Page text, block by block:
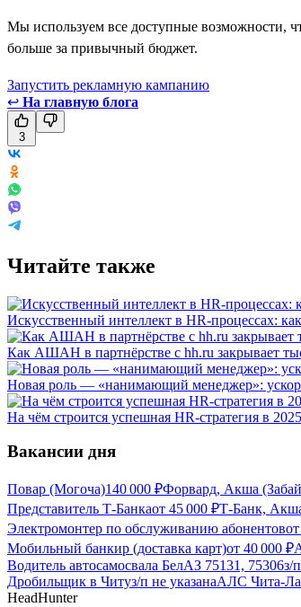
Мы используем все доступные возможности,
больше за привычный бюджет.
Запустить рекламную кампанию
↩ На главную блога
3
Читайте также
Искусственный интеллект в HR-процессах:
Как АШАН в партнёрстве с hh.ru закрывает
Новая роль — «нанимающий менеджер»:
На чём строится успешная HR-стратегия в
Вакансии дня
Повар (Могоча)140 000 ₽Форвард, Акша
Представитель Т-Банкаот 45 000 ₽Т-Банк,
Электромонтер по обслуживанию абонентовот
Мобильный банкир (доставка карт)от 40 000 ₽
Водитель автосамосвала БелАЗ 75131, 75306з/
Дробильщик в Читуз/п не указанаАЛС Чита-
HeadHunter